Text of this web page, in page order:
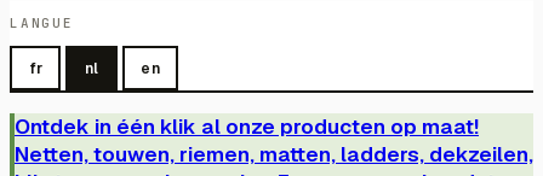
LANGUE
fr nl en
Ontdek in één klik al onze producten op maat!
Netten, touwen, riemen, matten, ladders, dekzeilen,